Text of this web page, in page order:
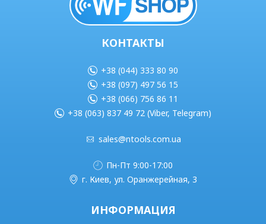
КОНТАКТЫ
+38 (044) 333 80 90
+38 (097) 497 56 15
+38 (066) 756 86 11
+38 (063) 837 49 72 (Viber, Telegram)
sales@ntools.com.ua
Пн-Пт 9:00-17:00
г. Киев, ул. Оранжерейная, 3
ИНФОРМАЦИЯ